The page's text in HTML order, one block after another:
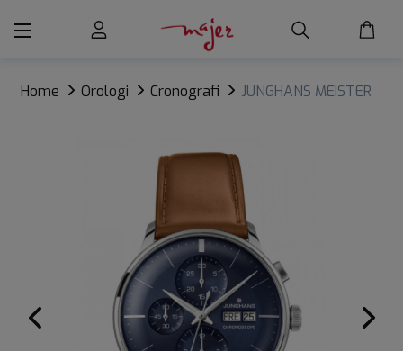
Home Orologi Cronografi
JUNGHANS MEISTER